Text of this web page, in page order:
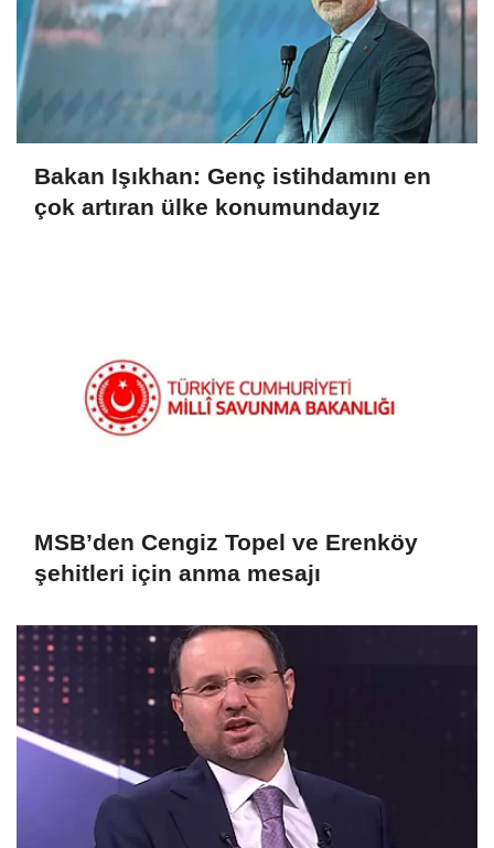
Bakan Işıkhan: Genç istihdamını en
çok artıran ülke konumundayız
MSB’den Cengiz Topel ve Erenköy
şehitleri için anma mesajı